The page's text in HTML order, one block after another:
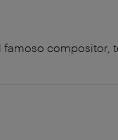
compositor,